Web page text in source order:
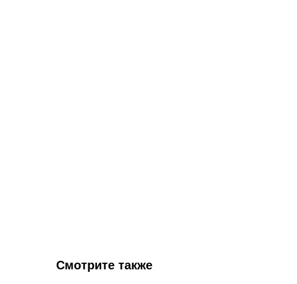
Смотрите также